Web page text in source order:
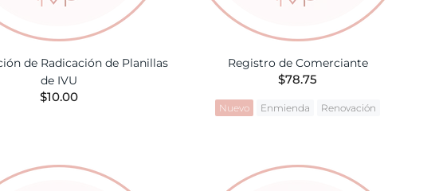
de Radicación de Planillas
de IVU
$10.00
Registro de Comerciante
$78.75
Nuevo Enmienda Renovación